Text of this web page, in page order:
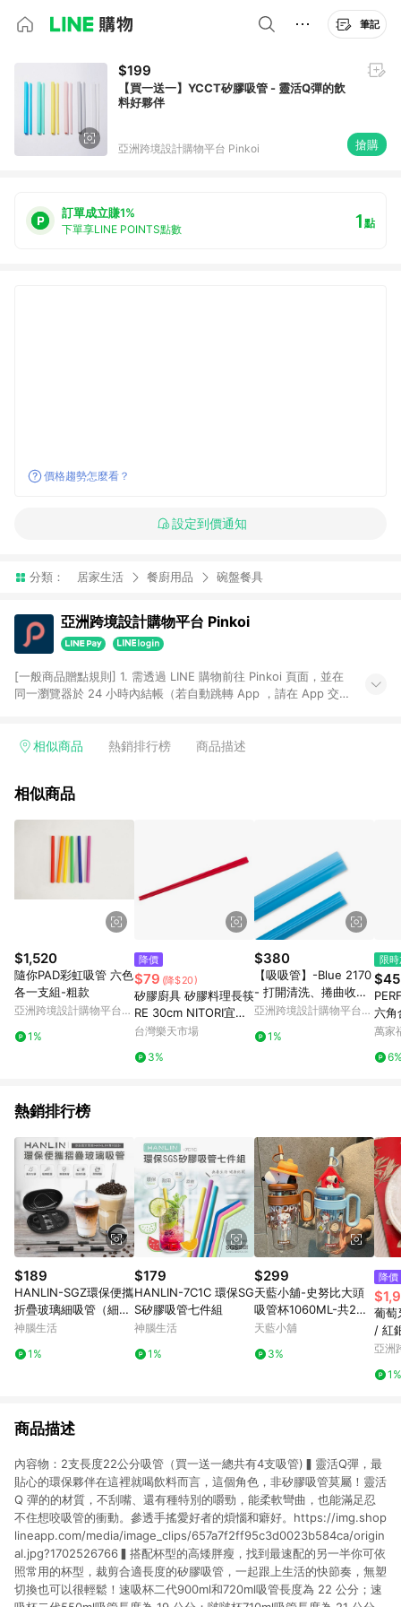
筆記
$199
【買一送一】YCCT矽膠吸管 - 靈活Q彈的飲
料好夥伴
亞洲跨境設計購物平台 Pinkoi 搶購
訂單成立賺1%
下單享LINE POINTS點數 1點
價格趨勢怎麼看？
設定到價通知
分類： 居家生活 餐廚用品 碗盤餐具
亞洲跨境設計購物平台 Pinkoi
[一般商品贈點規則] 1. 需透過 LINE 購物前往 Pinkoi 頁面，並在
同一瀏覽器於 24 小時內結帳（若自動跳轉 App ，請在 App 交
回饋訂單不得享有 Pinkoi 站方優惠，例如首購優惠，P coins，
行為，不具贈點資格，部分退款不在此限。 6. APP 請更新至
運費，攤位費等不具贈點資格。 9. LINE 購物站上之商品規格、
顏色、價位、贈品如與 Pinkoi 商品資訊頁及購物車不符，以
Pinkoi 購物商品資訊頁及購物車標示為準。 10. 點數紅包使用規
則請以點數紅包活動說明為準。 11. 若於 LINE 購物前往 Pinkoi
頁面後才首次下載 Pinkoi APP 並完成訂單，不符合導購資格；承
上，首次下載 Pinkoi APP 後，需透過 LINE 購物前往 Pinkoi 頁
面，方享導購資格。
相似商品 熱銷排行榜 商品描述
相似商品
$1,520
隨你PAD彩虹吸管 六色
各一支組-粗款
亞洲跨境設計購物平台
1%
降價
$79 (降$20)
矽膠廚具 矽膠料理長筷
RE 30cm NITORI宜得
利家居
台灣樂天市場
3%
$380
【吸吸管】-Blue 2170
- 打開清洗、捲曲收
納、直接戳膜好方便
亞洲跨境設計購物平台
1%
限
$45
六角
龍筷
萬家
熱銷排行榜
$189
HANLIN-SGZ環保便攜
折疊玻璃細吸管（細
管）
神腦生活
1%
$179
HANLIN-7C1C 環保SG
S矽膠吸管七件組
神腦生活
1%
$299
天藍小舖-史努比大頭
吸管杯1060ML-共2
色-$299【A1111544
天藍小舖
3%
降價
葡
/ 紅
叉四
亞洲
1%
商品描述
內容物：2支長度22公分吸管（買一送一總共有4支吸管)▍靈活Q彈，最
貼心的環保夥伴在這裡就喝飲料而言，這個角色，非矽膠吸管莫屬！靈活
Q 彈的的材質，不刮嘴、還有種特別的嚼勁，能柔軟彎曲，也能滿足忍
不住想咬吸管的衝動。參透手搖愛好者的煩惱和癖好。https://img.shop
lineapp.com/media/image_clips/657a7f2ff95c3d0023b584ca/origin
al.jpg?1702526766▍搭配杯型的高矮胖瘦，找到最速配的另一半你可依
照常用的杯型，裁剪合適長度的矽膠吸管，一起跟上生活的快節奏，無塑
切換也可以很輕鬆！速吸杯二代900ml和720ml吸管長度為 22 公分；速